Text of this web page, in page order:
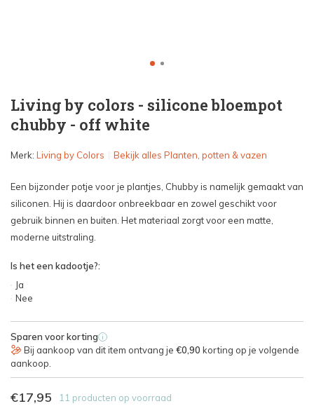
Living by colors - silicone bloempot
chubby - off white
Merk: Living by Colors Bekijk alles Planten, potten & vazen
Een bijzonder potje voor je plantjes, Chubby is namelijk gemaakt van
siliconen. Hij is daardoor onbreekbaar en zowel geschikt voor
gebruik binnen en buiten. Het materiaal zorgt voor een matte,
moderne uitstraling.
Is het een kadootje?:
Ja
Nee
Sparen voor korting i
Bij aankoop van dit item ontvang je €0,90 korting op je volgende
aankoop.
€17,95 11 producten op voorraad